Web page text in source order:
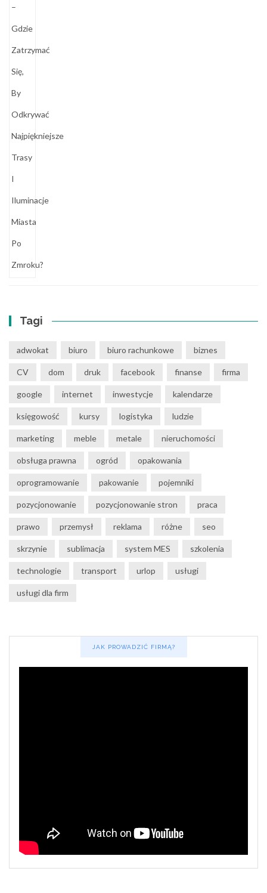
Tagi
adwokat biuro biuro rachunkowe biznes
CV dom druk facebook finanse firma
google internet inwestycje kalendarze
księgowość kursy logistyka ludzie
marketing meble metale nieruchomości
obsługa prawna ogród opakowania
oprogramowanie pakowanie pojemniki
pozycjonowanie pozycjonowanie stron praca
prawo przemysł reklama różne seo
skrzynie sublimacja system MES szkolenia
technologie transport urlop usługi
usługi dla firm
JAK PROWADZIĆ FIRMĄ?